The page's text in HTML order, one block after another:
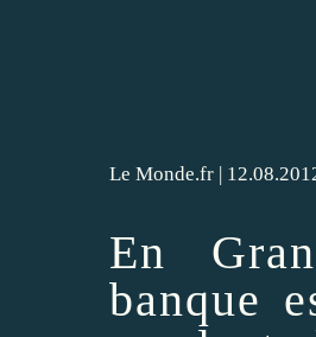
Le Monde.fr |
En
banque